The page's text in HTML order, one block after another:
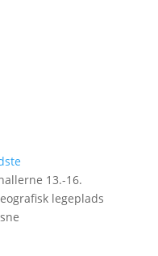
13.-16.
legeplads